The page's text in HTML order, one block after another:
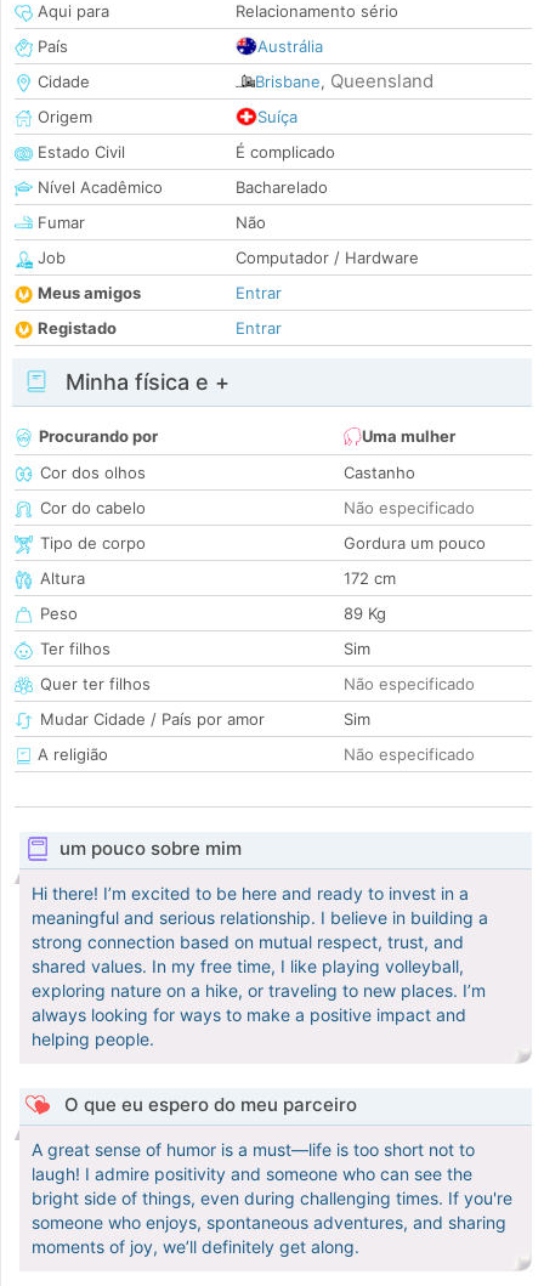
Aqui para
Relacionamento sério
País
Austrália
Cidade
Brisbane, Queensland
Origem
Suíça
Estado Civil
É complicado
Nível Acadêmico
Bacharelado
Fumar
Não
Job
Computador / Hardware
Meus amigos
Entrar
Registado
Entrar
Minha física e +
Procurando por
Uma mulher
Cor dos olhos
Castanho
Cor do cabelo
Não especificado
Tipo de corpo
Gordura um pouco
Altura
172 cm
Peso
89 Kg
Ter filhos
Sim
Quer ter filhos
Não especificado
Mudar Cidade / País por amor
Sim
A religião
Não especificado
um pouco sobre mim
Hi there! I’m excited to be here and ready to invest in a
meaningful and serious relationship. I believe in building a
strong connection based on mutual respect, trust, and
shared values. In my free time, I like playing volleyball,
exploring nature on a hike, or traveling to new places. I’m
always looking for ways to make a positive impact and
helping people.
O que eu espero do meu parceiro
A great sense of humor is a must—life is too short not to
laugh! I admire positivity and someone who can see the
bright side of things, even during challenging times. If you're
someone who enjoys, spontaneous adventures, and sharing
moments of joy, we’ll definitely get along.